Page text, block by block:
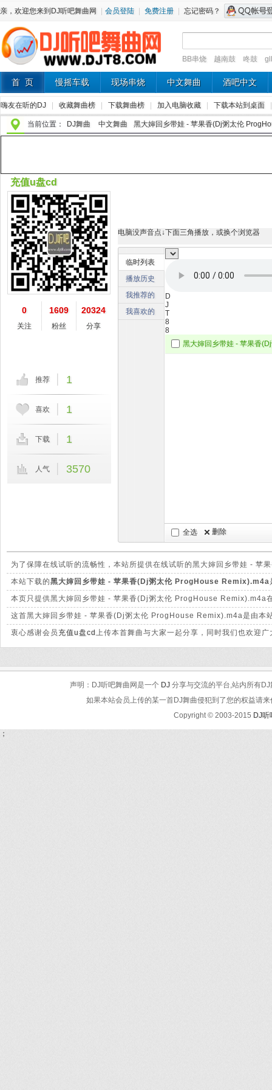
亲，欢迎您来到DJ听吧舞曲网 会员登陆 免费注册 忘记密码？
BB串烧 越南鼓 咚鼓
首 页 慢摇车载 现场串烧 中文舞曲 酒吧中文
嗨友在听的DJ 收藏舞曲榜 下载舞曲榜 加入电脑收藏 下载本站到桌面
当前位置： DJ舞曲 中文舞曲 黑大婶回乡带娃 - 苹果香(Dj粥太伦
电脑没声音点↓下面三角播放，或换个浏览器
临时列表
播放历史
我推荐的
我喜欢的
D
J
T
8
8
全选 删除
充值u盘cd
0
关注
1609
粉丝
20324
分享
推荐 1
喜欢 1
下载 1
人气 3570
为了保障在线试听的流畅性，本站所提供在线试听的黑大婶回乡带娃 -
件有很大的差别。
本站下载的黑大婶回乡带娃 - 苹果香(Dj粥太伦 ProgHouse Remix).m4a
脆高清晰。
本页只提供黑大婶回乡带娃 - 苹果香(Dj粥太伦 ProgHouse Remix).m4a
这首黑大婶回乡带娃 - 苹果香(Dj粥太伦 ProgHouse Remix).m4a是由本
衷心感谢会员 充值u盘cd 上传本首舞曲与大家一起分享，同时我们也欢迎
声明：DJ听吧舞曲网是一个 DJ 分享与交流的平台,站内所有
如果本站会员上传的某一首DJ舞曲侵犯到了您的权益请
Copyright © 2003-2015 DJ
；